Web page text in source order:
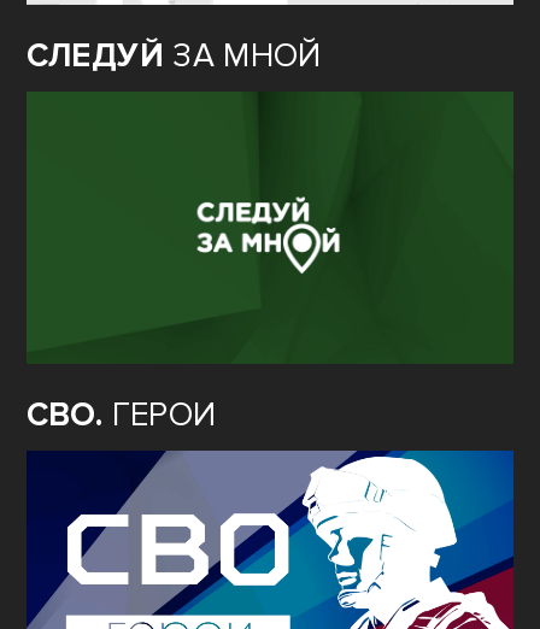
СЛЕДУЙ ЗА МНОЙ
СВО. ГЕРОИ